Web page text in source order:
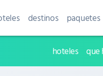
destinos paquetes
hoteles que